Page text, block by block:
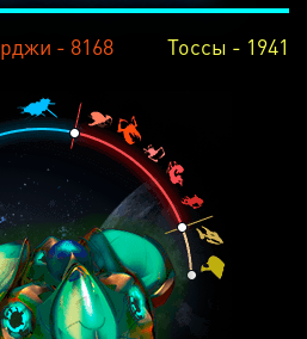
- 8168 Тоссы - 1941